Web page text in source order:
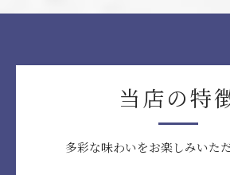
多彩な味わいをお楽しみいた
当店の特